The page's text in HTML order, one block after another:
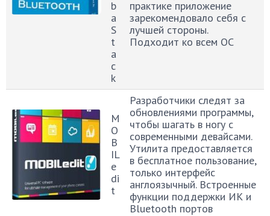
b
a
S
t
a
c
k
практике приложение
зарекомендовало себя с
лучшей стороны.
Подходит ко всем ОС
M
O
B
IL
e
di
t
Разработчики следят за
обновлениями программы,
чтобы шагать в ногу с
современными девайсами.
Утилита предоставляется
в бесплатное пользование,
только интерфейс
англоязычный. Встроенные
функции поддержки ИК и
Bluetooth портов